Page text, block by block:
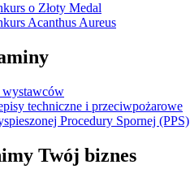
o Złoty Medal
Acanthus Aureus
techniczne i przeciwpożarowe
Procedury Spornej (PPS)
Twój biznes